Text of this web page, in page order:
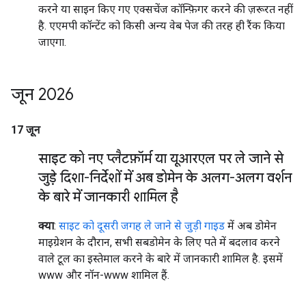
करने या साइन किए गए एक्सचेंज कॉन्फ़िगर करने की ज़रूरत नहीं
है. एएमपी कॉन्टेंट को किसी अन्य वेब पेज की तरह ही रैंक किया
जाएगा.
जून 2026
17 जून
साइट को नए प्लैटफ़ॉर्म या यूआरएल पर ले जाने से
जुड़े दिशा-निर्देशों में अब डोमेन के अलग-अलग वर्शन
के बारे में जानकारी शामिल है
क्या: साइट को दूसरी जगह ले जाने से जुड़ी गाइड में अब डोमेन
माइग्रेशन के दौरान, सभी सबडोमेन के लिए पते में बदलाव करने
वाले टूल का इस्तेमाल करने के बारे में जानकारी शामिल है. इसमें
www और नॉन-www शामिल हैं.